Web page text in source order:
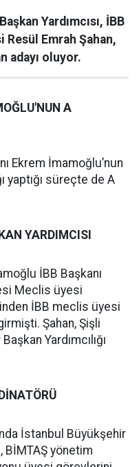
Yardımcısı, İBB
Emrah Şahan,
adayı oluyor.
A
Ekrem İmamoğlu’nun
yaptığı süreçte de A
YARDIMCISI
İBB Başkanı
Meclis üyesi
İBB meclis üyesi
Şahan, Şişli
Yardımcılığı
İstanbul Büyükşehir
yönetim